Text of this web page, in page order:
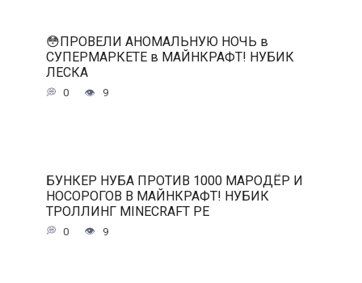
😳ПРОВЕЛИ АНОМАЛЬНУЮ НОЧЬ в
СУПЕРМАРКЕТЕ в МАЙНКРАФТ! НУБИК
ЛЕСКА
0 9
БУНКЕР НУБА ПРОТИВ 1000 МАРОДЁР И
НОСОРОГОВ В МАЙНКРАФТ! НУБИК
ТРОЛЛИНГ MINECRAFT PE
0 9